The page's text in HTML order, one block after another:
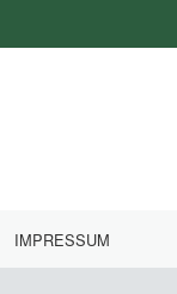
IMPRESSUM